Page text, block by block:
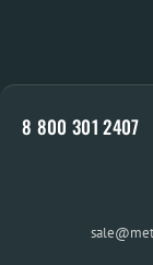
8 800 301 2407